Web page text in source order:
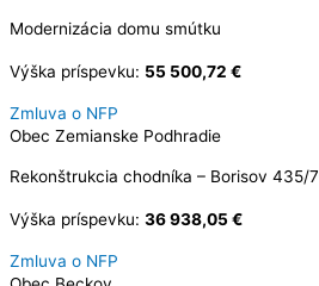
Modernizácia domu smútku
Výška príspevku: 55 500,72 €
Zmluva o NFP
Obec Zemianske Podhradie
Rekonštrukcia chodníka – Borisov 435/
Výška príspevku: 36 938,05 €
Zmluva o NFP